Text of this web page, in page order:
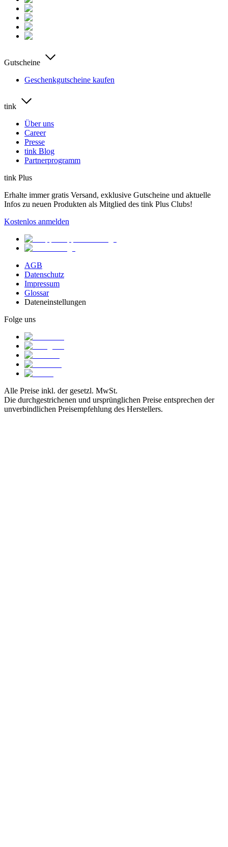
Gutscheine
Geschenkgutscheine kaufen
tink
Über uns
Career
Presse
tink Blog
Partnerprogramm
tink Plus
Erhalte immer gratis Versand, exklusive Gutscheine und aktuelle
Infos zu neuen Produkten als Mitglied des tink Plus Clubs!
Kostenlos anmelden
AGB
Datenschutz
Impressum
Glossar
Dateneinstellungen
Folge uns
Alle Preise inkl. der gesetzl. MwSt.
Die durchgestrichenen und ursprünglichen Preise entsprechen der
unverbindlichen Preisempfehlung des Herstellers.